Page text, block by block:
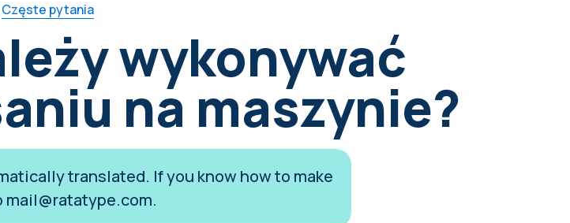
Częste pytania
wykonywać
na maszynie?
translated. If you know how to make
mail@ratatype.com.